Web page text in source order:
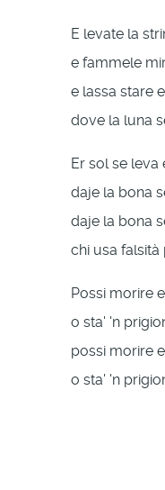
E levate la
e fammele
e lassa stare
dove la luna
Er sol se leva
daje la bona
daje la bona
chi usa falsità
Possi morire
o sta' 'n
possi morire
o sta' 'n